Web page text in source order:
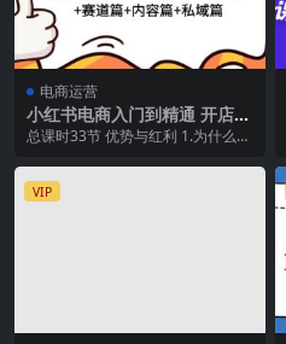
电商运营
小红书电商入门到精通 开店篇
选品篇 笔记篇 剪辑篇 赛道篇
总课时33节 优势与红利 1.为什么我
书开店...
VIP